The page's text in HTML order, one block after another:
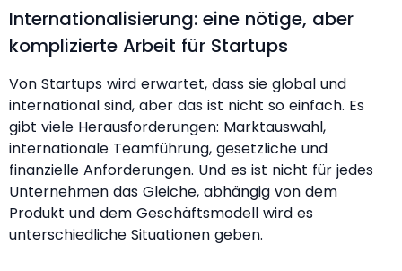
Internationalisierung: eine nötige, aber
komplizierte Arbeit für Startups
Von Startups wird erwartet, dass sie global und
international sind, aber das ist nicht so einfach. Es
gibt viele Herausforderungen: Marktauswahl,
internationale Teamführung, gesetzliche und
finanzielle Anforderungen. Und es ist nicht für jedes
Unternehmen das Gleiche, abhängig von dem
Produkt und dem Geschäftsmodell wird es
unterschiedliche Situationen geben.